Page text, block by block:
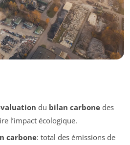
du bilan carbonedes
l’impact écologique.
carbone: total des émissions de